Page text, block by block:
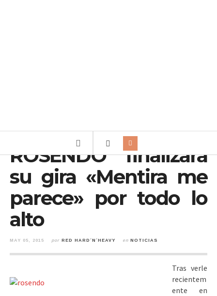
ROSENDO finalizará
su gira «Mentira me
parece» por todo lo
alto
MAY 05, 2015 por RED HARD´N´HEAVY en NOTICIAS
Tras verle
recientem
ente en